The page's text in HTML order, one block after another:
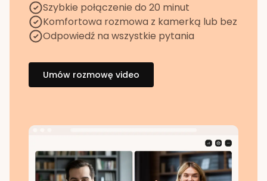
Szybkie połączenie do 20 minut
Komfortowa rozmowa z kamerką lub bez
Odpowiedź na wszystkie pytania
Umów rozmowę video